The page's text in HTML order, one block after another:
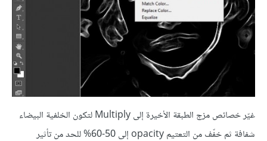
غيّر خصائص مزج الطبقة الأخيرة إلى Multiply لتكون الخلفية البيضاء
شفافة ثم خفّف من التعتيم opacity إلى 50-60% للحد من تأثير